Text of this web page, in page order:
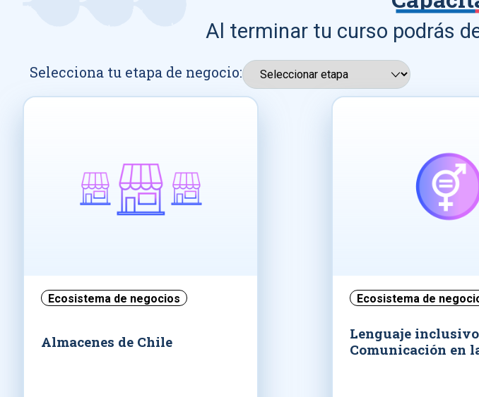
Al terminar tu curso podrás
Selecciona tu etapa de negocio:
Ecosistema de negocios
Almacenes de Chile
Ecosistema de
Lenguaje
Comunicación en